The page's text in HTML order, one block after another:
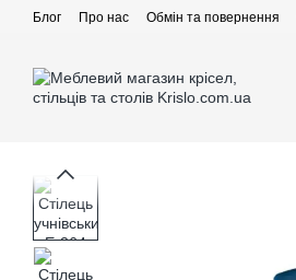
Перейти до основного контенту
Блог Про нас Обмін та повернення